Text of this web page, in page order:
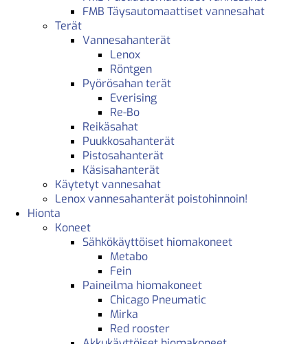
FMB Täysautomaattiset vannesahat
Terät
Vannesahanterät
Lenox
Röntgen
Pyörösahan terät
Everising
Re-Bo
Reikäsahat
Puukkosahanterät
Pistosahanterät
Käsisahanterät
Käytetyt vannesahat
Lenox vannesahanterät poistohinnoin!
Hionta
Koneet
Sähkökäyttöiset hiomakoneet
Metabo
Fein
Paineilma hiomakoneet
Chicago Pneumatic
Mirka
Red rooster